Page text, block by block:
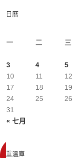
日曆
一
二 三
« 七月
3
4 5
10
11 12
17
18 19
24
25 26
31
重溫庫